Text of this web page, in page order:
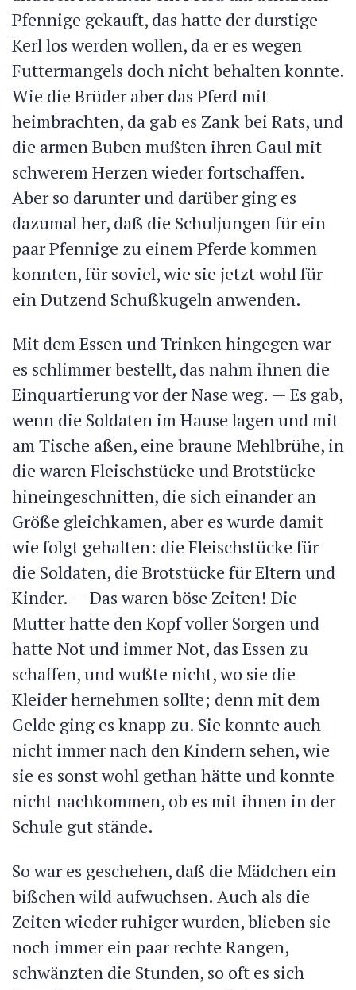
Pfennige gekauft, das hatte der durstige
Kerl los werden wollen, da er es wegen
Futtermangels doch nicht behalten konnte.
Wie die Brüder aber das Pferd mit
heimbrachten, da gab es Zank bei Rats, und
die armen Buben mußten ihren Gaul mit
schwerem Herzen wieder fortschaffen.
Aber so darunter und darüber ging es
dazumal her, daß die Schuljungen für ein
paar Pfennige zu einem Pferde kommen
konnten, für soviel, wie sie jetzt wohl für
ein Dutzend Schußkugeln anwenden.
Mit dem Essen und Trinken hingegen war
es schlimmer bestellt, das nahm ihnen die
Einquartierung vor der Nase weg. — Es gab,
wenn die Soldaten im Hause lagen und mit
am Tische aßen, eine braune Mehlbrühe, in
die waren Fleischstücke und Brotstücke
hineingeschnitten, die sich einander an
Größe gleichkamen, aber es wurde damit
wie folgt gehalten: die Fleischstücke für
die Soldaten, die Brotstücke für Eltern und
Kinder. — Das waren böse Zeiten! Die
Mutter hatte den Kopf voller Sorgen und
hatte Not und immer Not, das Essen zu
schaffen, und wußte nicht, wo sie die
Kleider hernehmen sollte; denn mit dem
Gelde ging es knapp zu. Sie konnte auch
nicht immer nach den Kindern sehen, wie
sie es sonst wohl gethan hätte und konnte
nicht nachkommen, ob es mit ihnen in der
Schule gut stände.
So war es geschehen, daß die Mädchen ein
bißchen wild aufwuchsen. Auch als die
Zeiten wieder ruhiger wurden, blieben sie
noch immer ein paar rechte Rangen,
schwänzten die Stunden, so oft es sich